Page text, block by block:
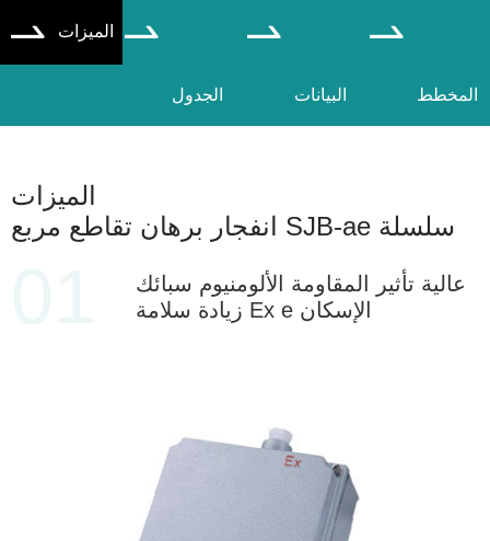
 الميزات 
الجدول

البيانات

المخطط
الميزات
انفجار برهان تقاطع مربع SJB-ae سلسلة
عالية تأثير المقاومة الألومنيوم سبائك
زيادة سلامة Ex e الإسكان